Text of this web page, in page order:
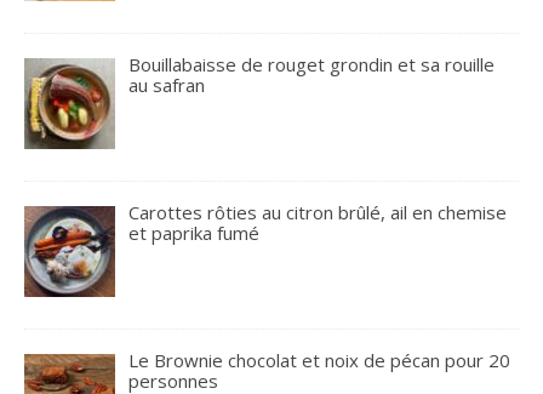
Bouillabaisse de rouget grondin et sa rouille
au safran
Carottes rôties au citron brûlé, ail en chemise
et paprika fumé
Le Brownie chocolat et noix de pécan pour 20
personnes